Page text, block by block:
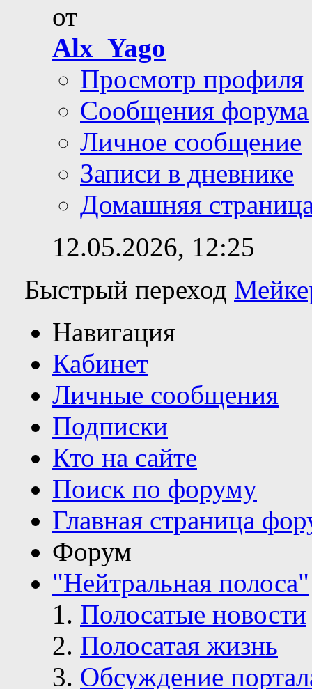
от
Alx_Yago
Просмотр профиля
Сообщения форума
Личное сообщение
Записи в дневнике
Домашняя
12.05.2026, 12:25
Быстрый переход
Навигация
Кабинет
Личные сообщения
Подписки
Кто на сайте
Поиск по форуму
Главная страница
Форум
"Нейтральная полоса"
Полосатые новости
Полосатая жизнь
Обсуждение